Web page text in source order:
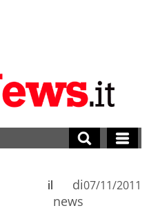
di
news
il 07/11/2011